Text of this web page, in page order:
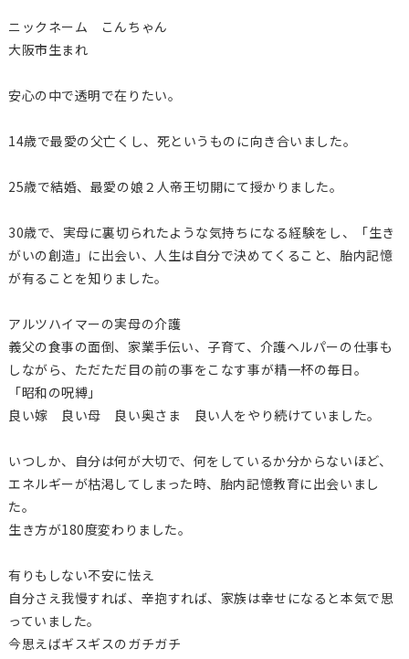
ニックネーム こんちゃん
大阪市生まれ
安心の中で透明で在りたい。
14歳で最愛の父亡くし、死というものに向き合いました。
25歳で結婚、最愛の娘２人帝王切開にて授かりました。
30歳で、実母に裏切られたような気持ちになる経験をし、「生き
がいの創造」に出会い、人生は自分で決めてくること、胎内記憶
が有ることを知りました。
アルツハイマーの実母の介護
義父の食事の面倒、家業手伝い、子育て、介護ヘルパーの仕事も
しながら、ただただ目の前の事をこなす事が精一杯の毎日。
「昭和の呪縛」
良い嫁 良い母 良い奥さま 良い人をやり続けていました。
いつしか、自分は何が大切で、何をしているか分からないほど、
エネルギーが枯渇してしまった時、胎内記憶教育に出会いまし
た。
生き方が180度変わりました。
有りもしない不安に怯え
自分さえ我慢すれば、辛抱すれば、家族は幸せになると本気で思
っていました。
今思えばギスギスのガチガチ